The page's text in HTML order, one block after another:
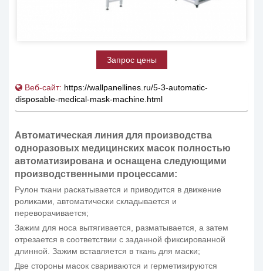
Запрос цены
Веб-сайт: https://wallpanellines.ru/5-3-automatic-
disposable-medical-mask-machine.html
Автоматическая линия для производства
одноразовых медицинских масок полностью
автоматизирована и оснащена следующими
производственными процессами:
Рулон ткани раскатывается и приводится в движение
роликами, автоматически складывается и
переворачивается;
Зажим для носа вытягивается, разматывается, а затем
отрезается в соответствии с заданной фиксированной
длинной. Зажим вставляется в ткань для маски;
Две стороны масок свариваются и герметизируются